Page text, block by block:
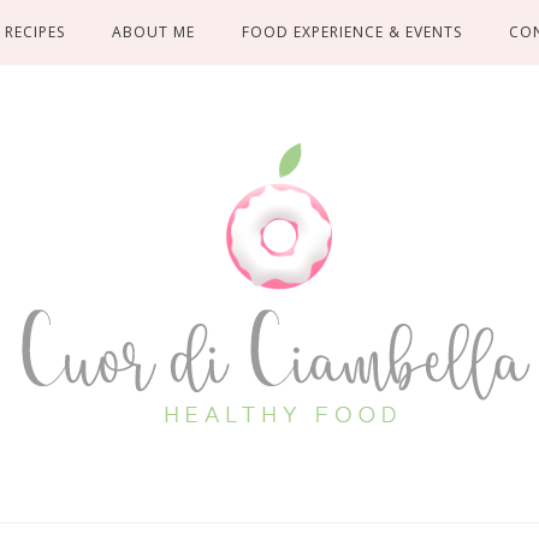
RECIPES ABOUT ME FOOD EXPERIENCE & EVENTS